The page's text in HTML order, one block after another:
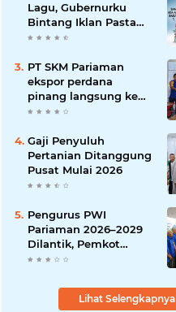
Lagu, Gubernurku
Bintang Iklan Pasta
Gigi
PT SKM Pariaman
ekspor perdana
pinang langsung ke
India
Gaji Penyuluh
Pertanian Ditanggung
Pusat Mulai 2026
Pengurus PWI
Pariaman 2026–2029
Dilantik, Pemkot
Tekankan Sinergi dan
Lihat Selengkapnya